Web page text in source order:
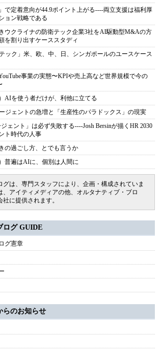
で定着意向が44.9ポイント上がる----両立支援は福利厚
ョン戦略である
ウクライナの防衛テック企業3社をAI駆動型M&Aの方
を割り出すケーススタディ
ック」米、欧、中、日、シンガポールのユースケース
事業の実態〜KPIや売上高など世界規模で今の
AIを使う者だけが、利他に立てる
ジェントの急増と「生産性のパラドックス」の現実
ジェント」は必ず失敗する----Josh Bersinが描くHR 2030
ト時代の人事
の過ごし方、とでも言うか
普遍はAIに、個別は人間に
グは、専門スタッフにより、企画・構成されていま
、アイティメディアの他、オルタナティブ・ブロ
に提供されます。
ログ GUIDE
グ憲章
らのお知らせ